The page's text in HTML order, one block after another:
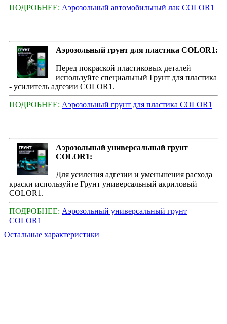
ПОДРОБНЕЕ: Аэрозольный автомобильный лак COLOR1
Аэрозольный грунт для пластика COLOR1:
Перед покраской пластиковых деталей
используйте специальный Грунт для пластика
- усилитель адгезии COLOR1.
ПОДРОБНЕЕ: Аэрозольный грунт для пластика COLOR1
Аэрозольный универсальный грунт
COLOR1:
Для усиления адгезии и уменьшения расхода
краски используйте Грунт универсальный акриловый
COLOR1.
ПОДРОБНЕЕ: Аэрозольный универсальный грунт
COLOR1
Остальные характеристики